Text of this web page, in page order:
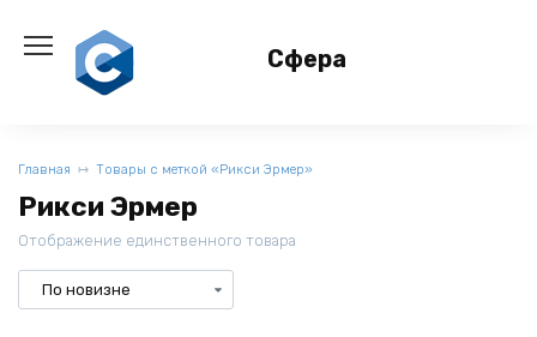
содержанию
Сфера
Главная Товары с меткой «Рикси Эрмер»
Рикси Эрмер
Отображение единственного товара